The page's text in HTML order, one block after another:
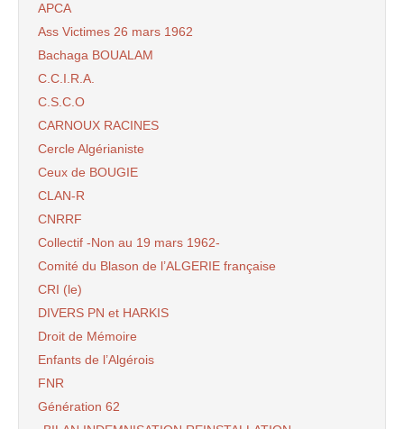
APCA
Ass Victimes 26 mars 1962
Bachaga BOUALAM
C.C.I.R.A.
C.S.C.O
CARNOUX RACINES
Cercle Algérianiste
Ceux de BOUGIE
CLAN-R
CNRRF
Collectif -Non au 19 mars 1962-
Comité du Blason de l’ALGERIE française
CRI (le)
DIVERS PN et HARKIS
Droit de Mémoire
Enfants de l’Algérois
FNR
Génération 62